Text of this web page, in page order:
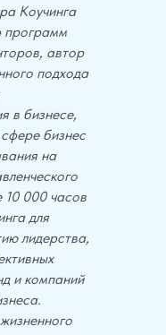
Коучинга
программ
автор
подхода
в бизнесе,
бизнес
на
10 000 часов
для
лидерства,
и компаний